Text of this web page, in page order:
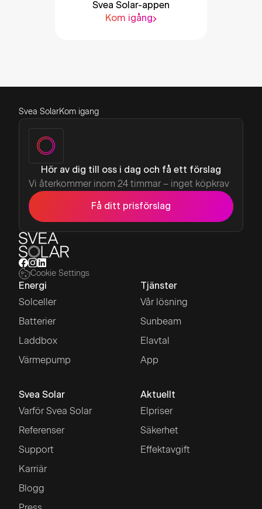
Svea Solar-appen
Kom igång
Svea SolarKom igang
Hör av dig till oss i dag och få ett förslag
Vi återkommer inom 24 timmar – inget köpkrav
Få ditt prisförslag
Cookie Settings
Energi
Solceller
Batterier
Laddbox
Värmepump
Tjänster
Vår lösning
Sunbeam
Elavtal
App
Svea Solar
Varför Svea Solar
Referenser
Support
Karriär
Blogg
Aktuellt
Elpriser
Säkerhet
Effektavgift